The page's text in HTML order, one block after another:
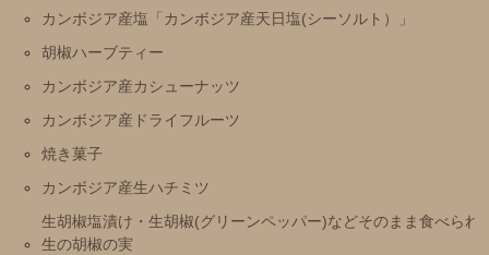
カンボジア産塩「カンボジア産天日塩(シーソルト）」
胡椒ハーブティー
カンボジア産カシューナッツ
カンボジア産ドライフルーツ
焼き菓子
カンボジア産生ハチミツ
生胡椒塩漬け・生胡椒(グリーンペッパー)などそのまま食べられ
生の胡椒の実